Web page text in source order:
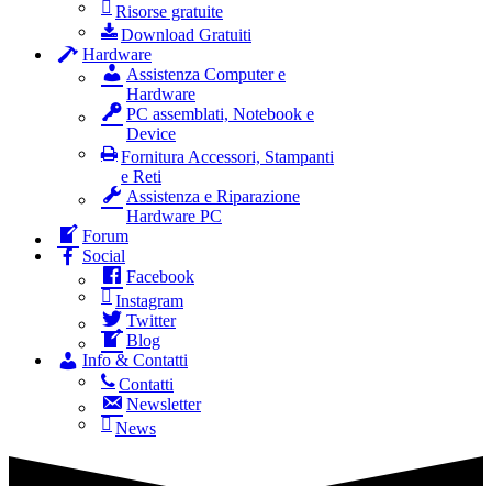
Risorse gratuite
Download Gratuiti
Hardware
Assistenza Computer e
Hardware
PC assemblati, Notebook e
Device
Fornitura Accessori, Stampanti
e Reti
Assistenza e Riparazione
Hardware PC
Forum
Social
Facebook
Instagram
Twitter
Blog
Info & Contatti
Contatti
Newsletter
News